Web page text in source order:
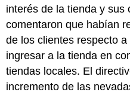
interés de la tienda y sus
comentaron que habían
de los clientes respecto
ingresar a la tienda en
tiendas locales. El
incremento de las